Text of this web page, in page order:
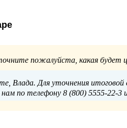
пожалуйста, какая будет
Влада. Для уточнения
по телефону 8 (800) 5555-22-3